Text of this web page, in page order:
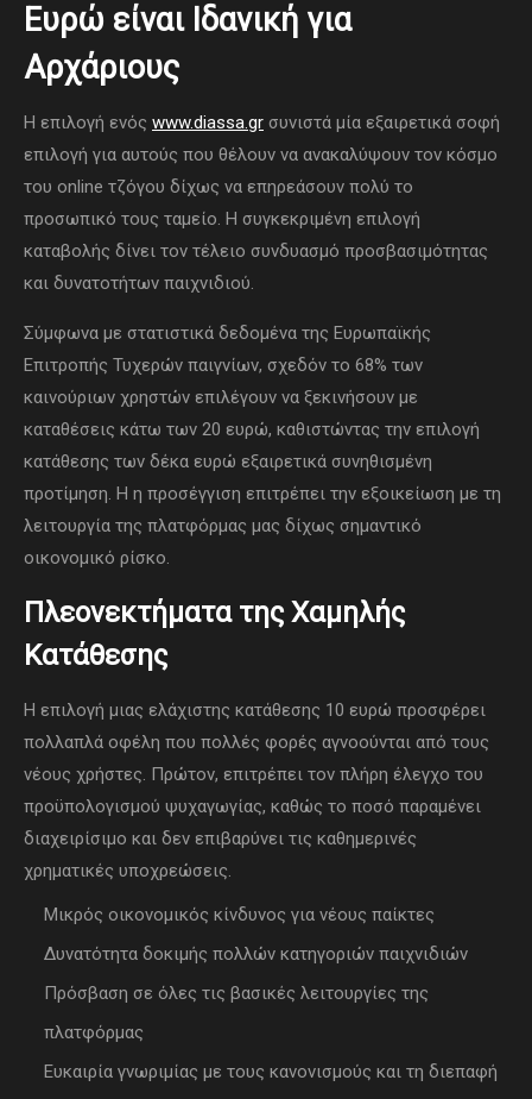
Ευρώ είναι Ιδανική για
Αρχάριους
Η επιλογή ενός www.diassa.gr συνιστά μία εξαιρετικά σοφή
επιλογή για αυτούς που θέλουν να ανακαλύψουν τον κόσμο
του online τζόγου δίχως να επηρεάσουν πολύ το
προσωπικό τους ταμείο. Η συγκεκριμένη επιλογή
καταβολής δίνει τον τέλειο συνδυασμό προσβασιμότητας
και δυνατοτήτων παιχνιδιού.
Σύμφωνα με στατιστικά δεδομένα της Ευρωπαϊκής
Επιτροπής Τυχερών παιγνίων, σχεδόν το 68% των
καινούριων χρηστών επιλέγουν να ξεκινήσουν με
καταθέσεις κάτω των 20 ευρώ, καθιστώντας την επιλογή
κατάθεσης των δέκα ευρώ εξαιρετικά συνηθισμένη
προτίμηση. Η η προσέγγιση επιτρέπει την εξοικείωση με τη
λειτουργία της πλατφόρμας μας δίχως σημαντικό
οικονομικό ρίσκο.
Πλεονεκτήματα της Χαμηλής
Κατάθεσης
Η επιλογή μιας ελάχιστης κατάθεσης 10 ευρώ προσφέρει
πολλαπλά οφέλη που πολλές φορές αγνοούνται από τους
νέους χρήστες. Πρώτον, επιτρέπει τον πλήρη έλεγχο του
προϋπολογισμού ψυχαγωγίας, καθώς το ποσό παραμένει
διαχειρίσιμο και δεν επιβαρύνει τις καθημερινές
χρηματικές υποχρεώσεις.
Μικρός οικονομικός κίνδυνος για νέους παίκτες
Δυνατότητα δοκιμής πολλών κατηγοριών παιχνιδιών
Πρόσβαση σε όλες τις βασικές λειτουργίες της
πλατφόρμας
Ευκαιρία γνωριμίας με τους κανονισμούς και τη διεπαφή